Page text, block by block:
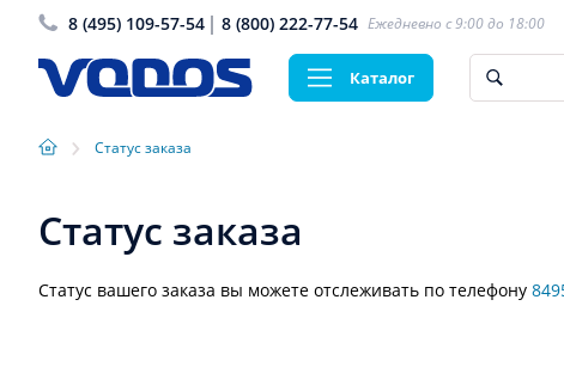
8 (495) 109-57-54 8 (800) 222-77-54 Ежедневно с 9:00 до 18:00
Каталог
› Статус заказа
Статус заказа
Статус вашего заказа вы можете отслеживать по телефону